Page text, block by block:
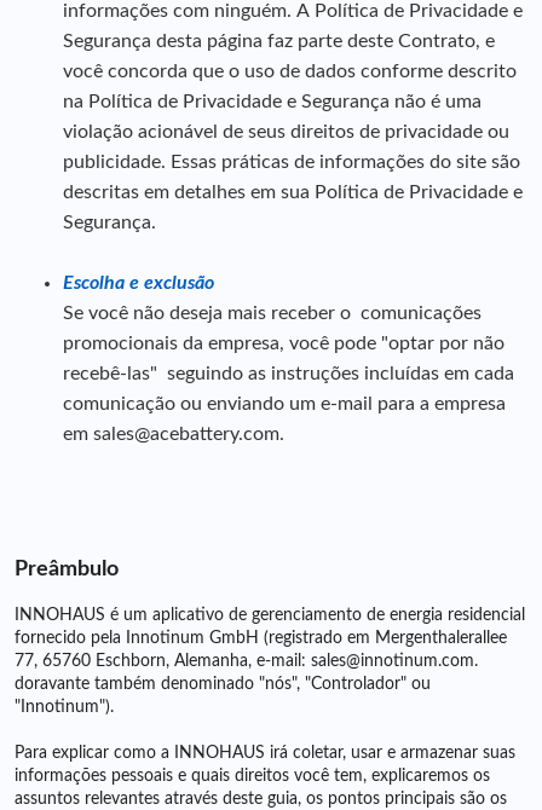
informações com ninguém. A Política de Privacidade e
Segurança desta página faz parte deste Contrato, e
você concorda que o uso de dados conforme descrito
na Política de Privacidade e Segurança não é uma
violação acionável de seus direitos de privacidade ou
publicidade. Essas práticas de informações do site são
descritas em detalhes em sua Política de Privacidade e
Segurança.
Escolha e exclusão
Se você não deseja mais receber o comunicações
promocionais da empresa, você pode "optar por não
recebê-las" seguindo as instruções incluídas em cada
comunicação ou enviando um e-mail para a empresa
em sales@acebattery.com.
Preâmbulo
INNOHAUS é um aplicativo de gerenciamento de energia residencial
fornecido pela Innotinum GmbH (registrado em Mergenthalerallee
77, 65760 Eschborn, Alemanha, e-mail: sales@innotinum.com.
doravante também denominado "nós", "Controlador" ou
"Innotinum").
Para explicar como a INNOHAUS irá coletar, usar e armazenar suas
informações pessoais e quais direitos você tem, explicaremos os
assuntos relevantes através deste guia, os pontos principais são os